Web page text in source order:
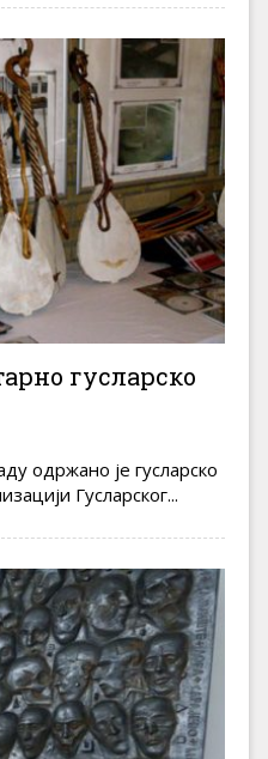
гусларско
одржано је гусларско
Гусларског...